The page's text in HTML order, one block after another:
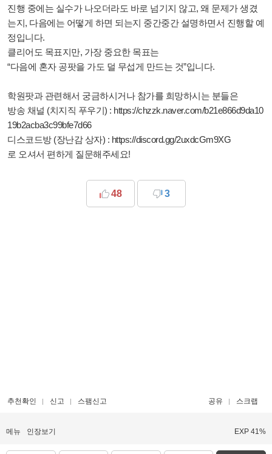
진행 중에는 실수가 나오더라도 바로 넘기지 않고, 왜 문제가 생겼
는지, 다음에는 어떻게 하면 되는지 중간중간 설명하면서 진행할 예
정입니다.
클리어도 목표지만, 가장 중요한 목표는
“다음에 혼자 공팟을 가도 덜 무섭게 만드는 것”입니다.
학원팟과 관련해서 궁금하시거나 참가를 희망하시는 분들은
방송 채널 (치지직 푸우기) : https://chzzk.naver.com/b21e866d9da10
19b2acba3c99bfe7d66
디스코드방 (장난감 상자) : https://discord.gg/2uxdcGm9XG
로 오셔서 편하게 질문해주세요!
48 3
추천확인 신고 스팸신고 공유 스크랩
메뉴 인장보기 EXP 41%